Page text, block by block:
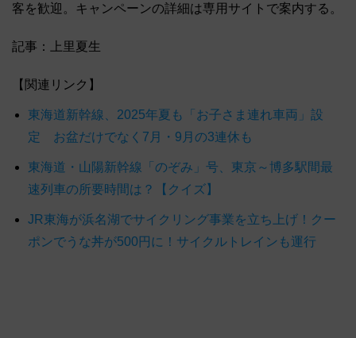
客を歓迎。キャンペーンの詳細は専用サイトで案内する。
記事：上里夏生
【関連リンク】
東海道新幹線、2025年夏も「お子さま連れ車両」設
定 お盆だけでなく7月・9月の3連休も
東海道・山陽新幹線「のぞみ」号、東京～博多駅間最
速列車の所要時間は？【クイズ】
JR東海が浜名湖でサイクリング事業を立ち上げ！クー
ポンでうな丼が500円に！サイクルトレインも運行